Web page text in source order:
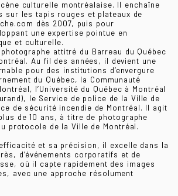
culturelle montréalaise. Il enchaîne
sur les tapis rouges et plateaux de
dès 2007, puis pour
une expertise pointue en
et culturelle.
attitré du Barreau du Québec
Au fil des années, il devient une
pour des institutions d’envergure
du Québec, la Communauté
l’Université du Québec à Montréal
le Service de police de la Ville de
de sécurité incendie de Montréal. Il agit
de 10 ans, à titre de photographe
protocole de la Ville de Montréal.
et sa précision, il excelle dans la
d’événements corporatifs et de
où il capte rapidement des images
avec une approche résolument